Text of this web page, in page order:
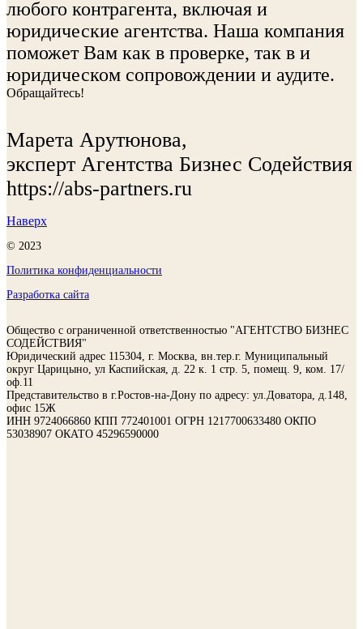
любого контрагента, включая и
юридические агентства. Наша компания
поможет Вам как в проверке, так в и
юридическом сопровождении и аудите.
Обращайтесь!
Марета Арутюнова,
эксперт Агентства Бизнес Содействия
https://abs-partners.ru
Наверх
© 2023
Политика конфиденциальности
Разработка сайта
Общество с ограниченной ответственностью "АГЕНТСТВО БИЗНЕС
СОДЕЙСТВИЯ"
Юридический адрес 115304, г. Москва, вн.тер.г. Муниципальный
округ Царицыно, ул Каспийская, д. 22 к. 1 стр. 5, помещ. 9, ком. 17/
оф.11
Представительство в г.Ростов-на-Дону по адресу: ул.Доватора, д.148,
офис 15Ж
ИНН 9724066860 КПП 772401001 ОГРН 1217700633480 ОКПО
53038907 ОКАТО 45296590000